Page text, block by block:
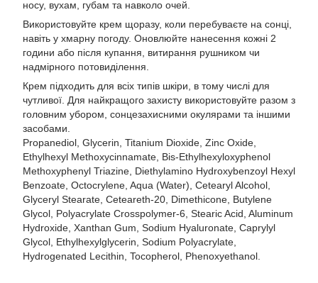
носу, вухам, губам та навколо очей.
Використовуйте крем щоразу, коли перебуваєте на сонці,
навіть у хмарну погоду. Оновлюйте нанесення кожні 2
години або після купання, витирання рушником чи
надмірного потовиділення.
Крем підходить для всіх типів шкіри, в тому числі для
чутливої. Для найкращого захисту використовуйте разом з
головним убором, сонцезахисними окулярами та іншими
засобами.
Propanediol, Glycerin, Titanium Dioxide, Zinc Oxide,
Ethylhexyl Methoxycinnamate, Bis-Ethylhexyloxyphenol
Methoxyphenyl Triazine, Diethylamino Hydroxybenzoyl Hexyl
Benzoate, Octocrylene, Aqua (Water), Cetearyl Alcohol,
Glyceryl Stearate, Ceteareth-20, Dimethicone, Butylene
Glycol, Polyacrylate Crosspolymer-6, Stearic Acid, Aluminum
Hydroxide, Xanthan Gum, Sodium Hyaluronate, Caprylyl
Glycol, Ethylhexylglycerin, Sodium Polyacrylate,
Hydrogenated Lecithin, Tocopherol, Phenoxyethanol.